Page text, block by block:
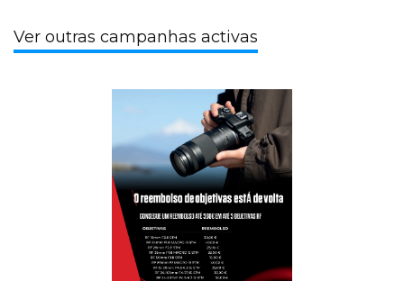
Ver outras campanhas activas